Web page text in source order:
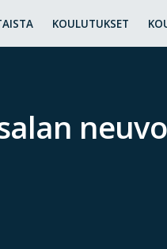
KOULUTUKSET